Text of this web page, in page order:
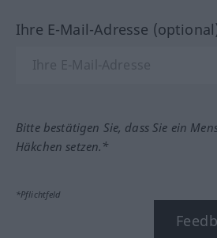
Ihre E-Mail-Adresse
Bitte bestätigen Sie, dass Sie ein
Häkchen setzen.*
*Pflichtfeld